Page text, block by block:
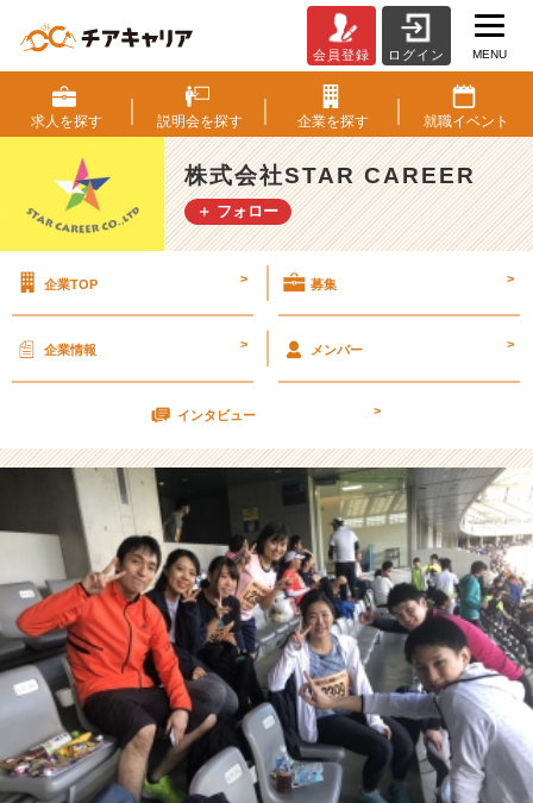
志
メ
ン
バ
ー
が
ン
に
出
♪
会
社
S
T
A
R
C
A
R
E
E
会員登録 ログイン MENU
求人を探す 説明会を探す 企業を探す 就職イベント
株式会社STAR CAREER
＋ フォロー
企業TOP > 募集 >
企業情報 > メンバー >
インタビュー >